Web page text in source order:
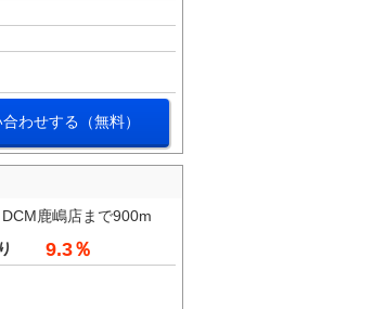
わせする（無料）
鹿嶋店まで900m
9.3％